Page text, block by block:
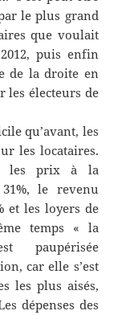
le plus grand
que voulait
puis enfin
de la droite en
les électeurs de
qu’avant, les
les locataires.
les prix à la
le revenu
et les loyers de
temps « la
paupérisée
car elle s’est
les plus aisés,
dépenses des